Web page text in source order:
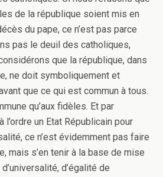
de la république soient mis en
du pape, ce n’est pas parce
pas le deuil des catholiques,
que la république, dans
ne doit symboliquement et
que ce qui est commun à tous.
qu’aux fidèles. Et par
l’ordre un Etat Républicain pour
ce n’est évidemment pas faire
mais s’en tenir à la base de mise
d’égalité de